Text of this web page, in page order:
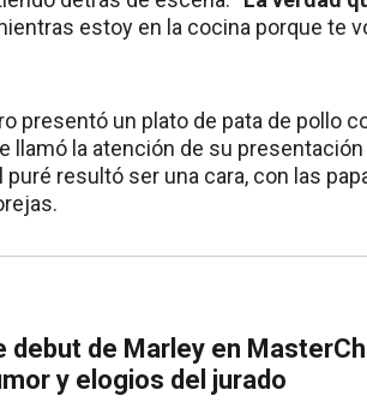
estoy en la cocina porque te
presentó un plato de pata de pollo
llamó la atención de su
resultó ser una cara, con las
debut de Marley en
y elogios del jurado